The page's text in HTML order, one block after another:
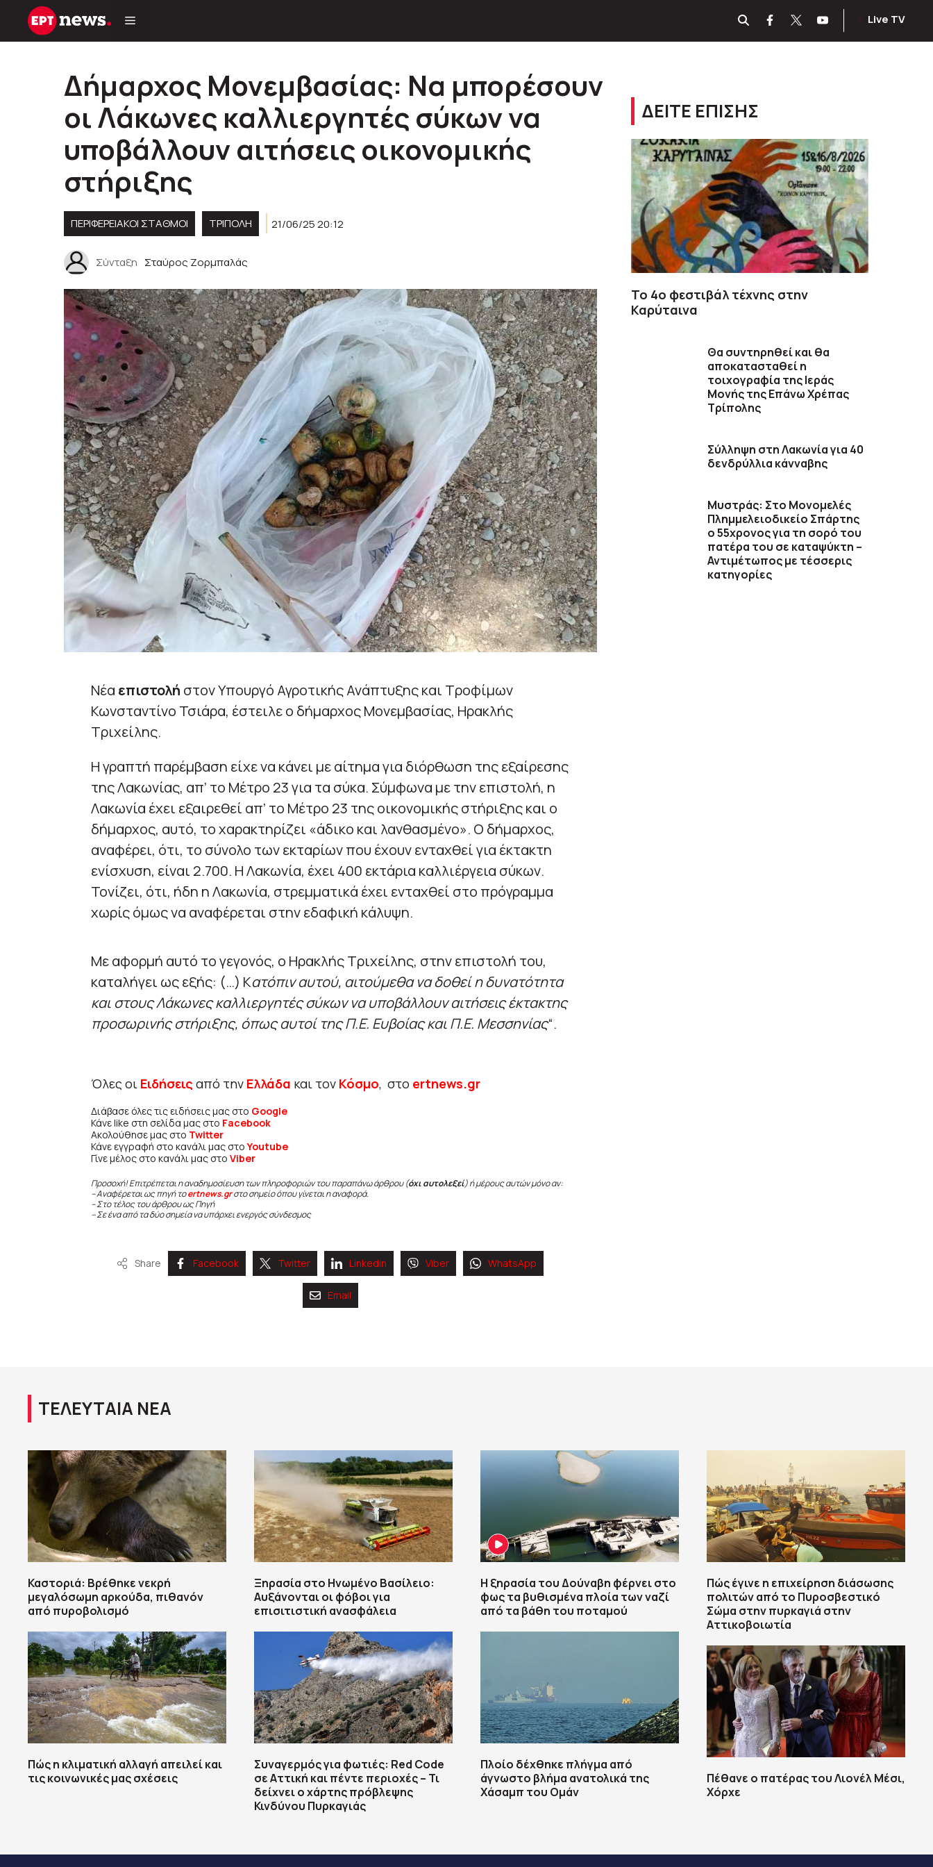
Μετάβαση
Live TV
Δήμαρχος Μονεμβασίας: Να μπορέσουν
οι Λάκωνες καλλιεργητές σύκων να
υποβάλλουν αιτήσεις οικονομικής
στήριξης
ΠΕΡΙΦΕΡΕΙΑΚΟΊ ΣΤΑΘΜΟΊ ΤΡΙΠΟΛΗ 21/06/25 20:12
Σύνταξη Σταύρος Ζορμπαλάς
Νέα επιστολή στον Υπουργό Αγροτικής Ανάπτυξης και Τροφίμων
Κωνσταντίνο Τσιάρα, έστειλε ο δήμαρχος Μονεμβασίας, Ηρακλής
Τριχείλης.
Η γραπτή παρέμβαση είχε να κάνει με αίτημα για διόρθωση της εξαίρεσης
της Λακωνίας, απ’ το Μέτρο 23 για τα σύκα. Σύμφωνα με την επιστολή, η
Λακωνία έχει εξαιρεθεί απ’ το Μέτρο 23 της οικονομικής στήριξης και ο
δήμαρχος, αυτό, το χαρακτηρίζει «άδικο και λανθασμένο». Ο δήμαρχος,
αναφέρει, ότι, το σύνολο των εκταρίων που έχουν ενταχθεί για έκτακτη
ενίσχυση, είναι 2.700. Η Λακωνία, έχει 400 εκτάρια καλλιέργεια σύκων.
Τονίζει, ότι, ήδη η Λακωνία, στρεμματικά έχει ενταχθεί στο πρόγραμμα
χωρίς όμως να αναφέρεται στην εδαφική κάλυψη.
Με αφορμή αυτό το γεγονός, ο Ηρακλής Τριχείλης, στην επιστολή του,
καταλήγει ως εξής: (…) Κατόπιν αυτού, αιτούμεθα να δοθεί η δυνατότητα
και στους Λάκωνες καλλιεργητές σύκων να υποβάλλουν αιτήσεις έκτακτης
προσωρινής στήριξης, όπως αυτοί της Π.Ε. Ευβοίας και Π.Ε. Μεσσηνίας“.
Όλες οι Ειδήσεις από την Ελλάδα και τον Κόσμο, στο ertnews.gr
Διάβασε όλες τις ειδήσεις μας στο Google
Κάνε like στη σελίδα μας στο Facebook
Ακολούθησε μας στο Twitter
Κάνε εγγραφή στο κανάλι μας στοYoutube
Γίνε μέλος στο κανάλι μας στο Viber
Προσοχή! Επιτρέπεται η αναδημοσίευση των πληροφοριών του παραπάνω άρθρου (όχι αυτολεξεί) ή μέρους αυτών μόνο αν:
– Αναφέρεται ως πηγή τοertnews.gr στο σημείο όπου γίνεται η αναφορά.
– Στο τέλος του άρθρου ως Πηγή
– Σε ένα από τα δύο σημεία να υπάρχει ενεργός σύνδεσμος
Share Facebook Twitter Linkedin Viber WhatsApp
Email
ΔΕΙΤΕ ΕΠΙΣΗΣ
To 4ο φεστιβάλ τέχνης στην
Καρύταινα
Θα συντηρηθεί και θα
αποκατασταθεί η
τοιχογραφία της Ιεράς
Μονής της Επάνω Χρέπας
Τρίπολης
Σύλληψη στη Λακωνία για 40
δενδρύλλια κάνναβης
Μυστράς: Στο Μονομελές
Πλημμελειοδικείο Σπάρτης
ο 55χρονος για τη σορό του
πατέρα του σε καταψύκτη –
Αντιμέτωπος με τέσσερις
κατηγορίες
ΤΕΛΕΥΤΑΙΑ ΝΕΑ
Καστοριά: Βρέθηκε νεκρή
μεγαλόσωμη αρκούδα, πιθανόν
από πυροβολισμό
Πώς η κλιματική αλλαγή απειλεί και
τις κοινωνικές μας σχέσεις
Ξηρασία στο Ηνωμένο Βασίλειο:
Αυξάνονται οι φόβοι για
επισιτιστική ανασφάλεια
Συναγερμός για φωτιές: Red Code
σε Αττική και πέντε περιοχές – Τι
δείχνει ο χάρτης πρόβλεψης
Κινδύνου Πυρκαγιάς
Η ξηρασία του Δούναβη φέρνει στο
φως τα βυθισμένα πλοία των ναζί
από τα βάθη του ποταμού
Πλοίο δέχθηκε πλήγμα από
άγνωστο βλήμα ανατολικά της
Χάσαμπ του Ομάν
Πώς έγινε η επιχείρηση διάσωσης
πολιτών από το Πυροσβεστικό
Σώμα στην πυρκαγιά στην
Αττικοβοιωτία
Πέθανε ο πατέρας του Λιονέλ Μέσι,
Χόρχε